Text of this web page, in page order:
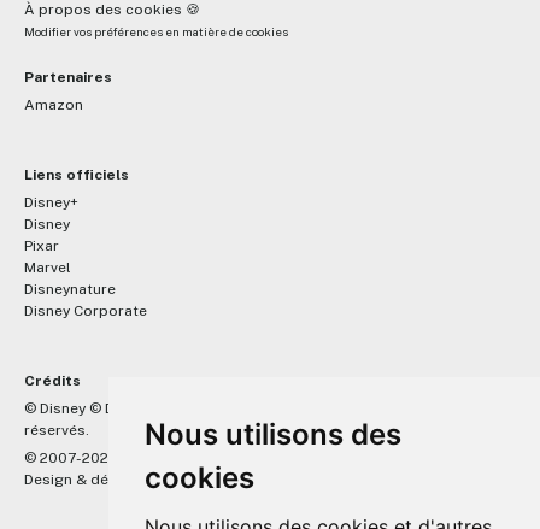
Nous utilisons des
cookies
À propos des cookies 🍪
Modifier vos préférences en matière de cookies
Partenaires
Amazon
Liens officiels
Disney+
Disney
Pixar
Marvel
Disneynature
Disney Corporate
Crédits
© Disney © Disney/Pixar © &
réservés.
© 2007-2026 DisneyPixar.fr
Design & développement : MonsieurPaul